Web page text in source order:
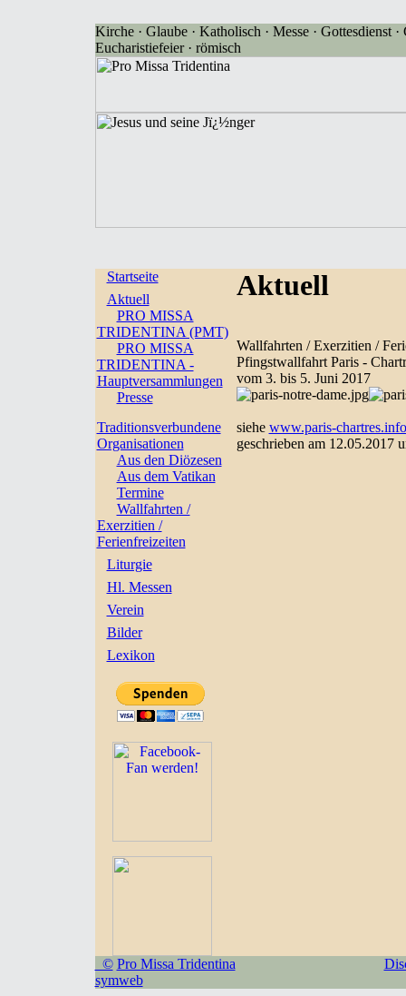
Kirche · Glaube · Katholisch · Messe · Gottesdienst
Eucharistiefeier · römisch
Startseite
Aktuell
PRO MISSA
TRIDENTINA (PMT)
PRO MISSA
TRIDENTINA -
Hauptversammlungen
Presse
Traditionsverbundene
Organisationen
Aus den Diözesen
Aus dem Vatikan
Termine
Wallfahrten /
Exerzitien /
Ferienfreizeiten
Liturgie
Hl. Messen
Verein
Bilder
Lexikon
Aktuell
Wallfahrten / Exerzitien /
Pfingstwallfahrt Paris -
vom 3. bis 5. Juni 2017
siehe www.paris-chartres.info
geschrieben am 12.05.2017
© Pro Missa Tridentina
symweb